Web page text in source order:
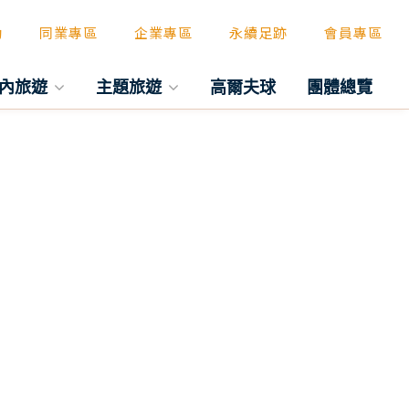
同業專區 企業專區 永續足跡 會員專區
旅遊 主題旅遊 高爾夫球 團體總覽